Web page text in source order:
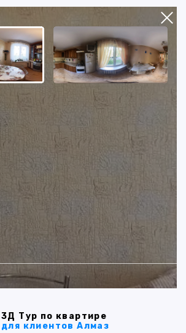
3Д Тур по квартире
для клиентов Алмаз